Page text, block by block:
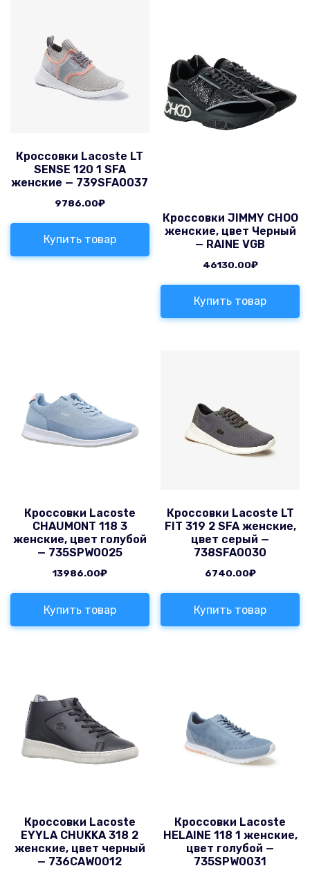
Кроссовки Lacoste LT
SENSE 120 1 SFA
женские — 739SFA0037
9786.00₽
Купить товар
Кроссовки JIMMY CHOO
женские, цвет Черный
— RAINE VGB
46130.00₽
Купить товар
Кроссовки Lacoste
CHAUMONT 118 3
женские, цвет голубой
— 735SPW0025
13986.00₽
Купить товар
Кроссовки Lacoste LT
FIT 319 2 SFA женские,
цвет серый —
738SFA0030
6740.00₽
Купить товар
Кроссовки Lacoste
EYYLA CHUKKA 318 2
женские, цвет черный
— 736CAW0012
Кроссовки Lacoste
HELAINE 118 1 женские,
цвет голубой —
735SPW0031